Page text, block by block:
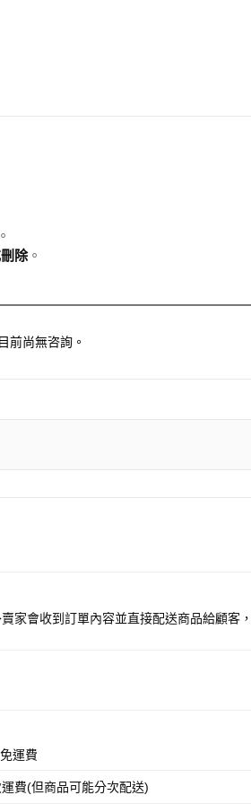
。
除。
目前尚無咨詢。
賣家會收到訂單內容並直接配送商品給顧
運費
費(但商品可能分次配送)